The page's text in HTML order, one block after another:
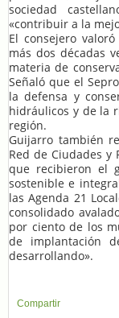
sociedad
«contribuir a la
El consejero
más dos décadas
materia de
Señaló que el
la defensa y
hidráulicos y de la
región.
Guijarro también
Red de Ciudades y
que recibieron el
sostenible e
las Agenda 21
consolidado
por ciento de los
de implantación
desarrollando».
Compartir